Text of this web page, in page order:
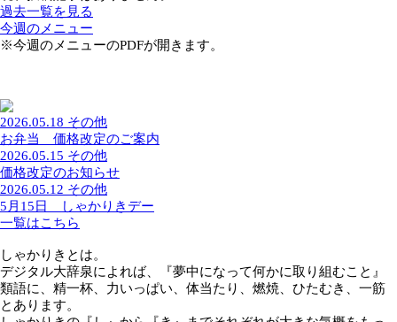
2026年8月8日（土）
現在投稿記事はありません。
過去一覧を見る
2026.05.18 その他
お弁当 価格改定のご案内
2026.05.15
その他
価格改定のお知らせ
5月15日 しゃかりきデー
一覧はこちら
しゃかりきとは。